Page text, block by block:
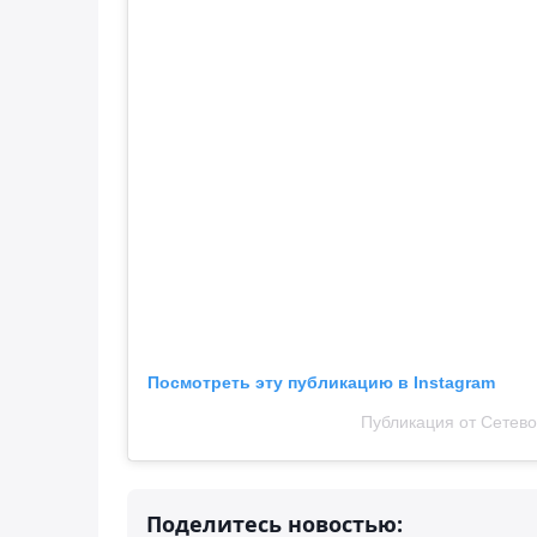
Посмотреть эту публикацию в Instagram
Публикация от
Поделитесь новостью: